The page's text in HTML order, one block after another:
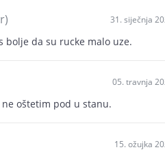
31. siječnja
bolje da su rucke malo uze.
05. travnja
oštetim pod u stanu.
15. ožujka